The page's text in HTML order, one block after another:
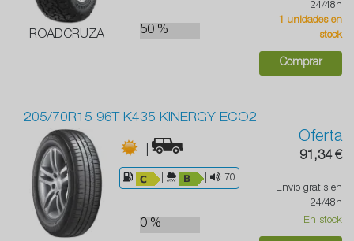
ROADCRUZA 50 %
24/48h
1 unidades en
stock
Comprar
205/70R15 96T K435 KINERGY ECO2
|
70
0 %
Oferta
91,34 €
Envío gratis en
24/48h
En stock